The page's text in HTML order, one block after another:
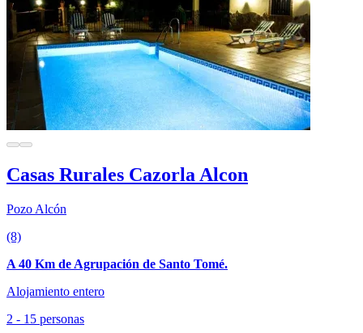
Casas Rurales Cazorla Alcon
Pozo Alcón
(8)
A 40 Km de Agrupación de Santo Tomé.
Alojamiento entero
2 - 15 personas